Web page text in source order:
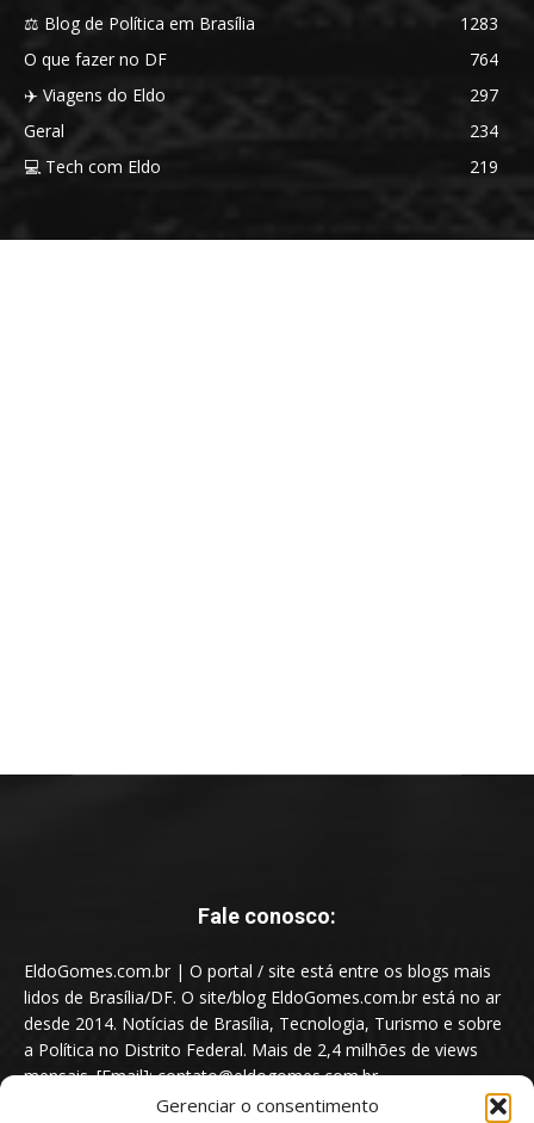
Gerenciar o consentimento
⚖️ Blog de Política em Brasília
1283
O que fazer no DF
764
✈️ Viagens do Eldo
297
Geral
234
💻 Tech com Eldo
219
Fale conosco:
EldoGomes.com.br | O portal / site está entre os blogs mais
lidos de Brasília/DF. O site/blog EldoGomes.com.br está no ar
desde 2014. Notícias de Brasília, Tecnologia, Turismo e sobre
a Política no Distrito Federal. Mais de 2,4 milhões de views
mensais. [Email]: contato@eldogomes.com.br